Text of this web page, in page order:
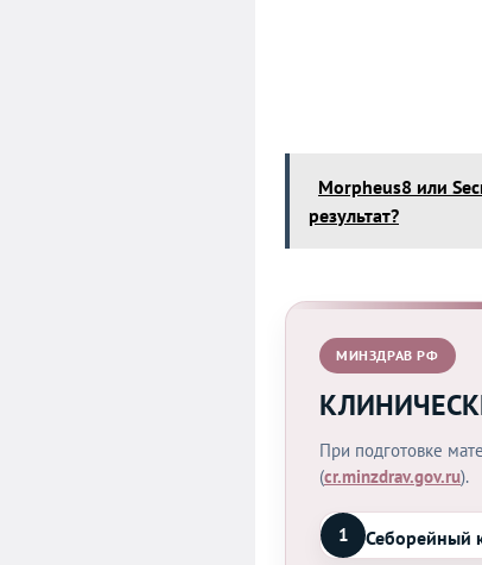
Morpheus8 или
результат?
МИНЗДРАВ РФ
При подготовке
(cr.minzdrav.gov.ru).
1 Себорейный